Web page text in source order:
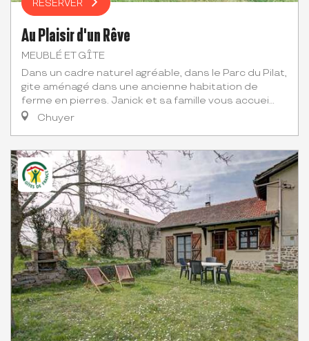
RÉSERVER
Au Plaisir d'un Rêve
MEUBLÉ ET GÎTE
Dans un cadre naturel agréable, dans le Parc du Pilat,
gite aménagé dans une ancienne habitation de
ferme en pierres. Janick et sa famille vous accuei...
Chuyer